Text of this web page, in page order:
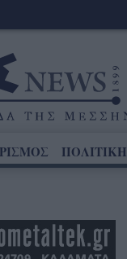
ΠΟΛΙΤΙΚΗ